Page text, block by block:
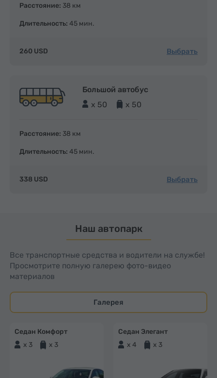
Расстояние: 38 км
Длительность: 45 мин.
260 USD Выбрать
Большой автобус
x 50
x 50
Расстояние: 38 км
Длительность: 45 мин.
338 USD Выбрать
Наш автопарк
Все транспортные средства и водители на службе!
Просмотрите полную галерею фото-видео
материалов
Галерея
Седан Комфорт
x 3
x 3
Седан Элегант
x 4
x 3